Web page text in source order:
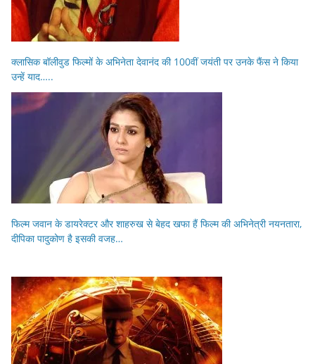
क्लासिक बॉलीवुड फिल्मों के अभिनेता देवानंद की 100वीं जयंती पर उनके फैंस ने किया
उन्हें याद…..
फिल्म जवान के डायरेक्टर और शाहरुख से बेहद खफा हैं फिल्म की अभिनेत्री नयनतारा,
दीपिका पादुकोण है इसकी वजह…